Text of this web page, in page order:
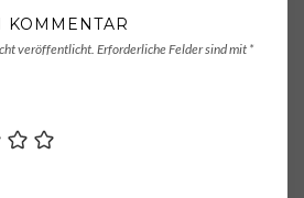
veröffentlicht. Erforderliche Felder sind mit *